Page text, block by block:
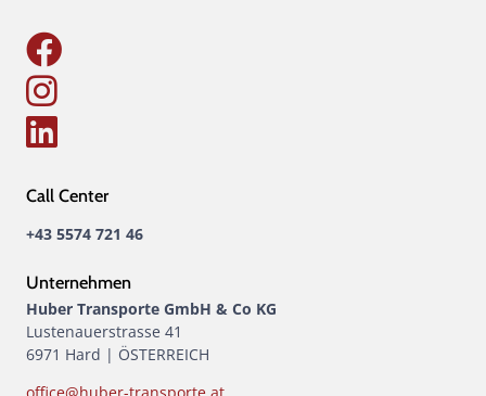
Call Center
+43 5574 721 46
Unternehmen
Huber Transporte GmbH & Co KG
Lustenauerstrasse 41
6971 Hard | ÖSTERREICH